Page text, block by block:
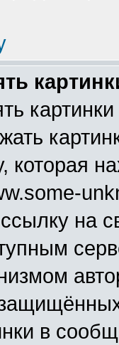
которая
на
в